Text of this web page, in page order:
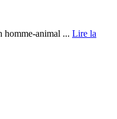
homme-animal ... Lire la